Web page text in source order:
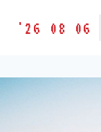
胶
味
'26 08 06